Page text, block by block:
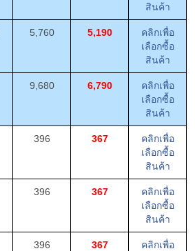
สินค้า
5,760 5,190
คลิกเพื่อ
เลือกซื้อ
สินค้า
9,680 6,790
คลิกเพื่อ
เลือกซื้อ
สินค้า
396 367
คลิกเพื่อ
เลือกซื้อ
สินค้า
396 367
คลิกเพื่อ
เลือกซื้อ
สินค้า
396 367
คลิกเพื่อ